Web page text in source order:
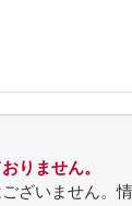
りません。
ざいません。